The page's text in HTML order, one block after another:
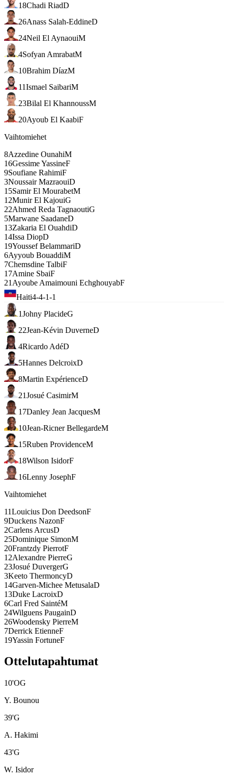
18Chadi RiadD
26Anass Salah-EddineD
24Neil El AynaouiM
4Sofyan AmrabatM
10Brahim DíazM
11Ismael SaibariM
23Bilal El KhannoussM
20Ayoub El KaabiF
Vaihtomiehet
8Azzedine OunahiM
16Gessime YassineF
9Soufiane RahimiF
3Noussair MazraouiD
15Samir El MourabetM
12Munir El KajouiG
22Ahmed Reda TagnaoutiG
5Marwane SaadaneD
13Zakaria El OuahdiD
14Issa DiopD
19Youssef BelammariD
6Ayyoub BouaddiM
7Chemsdine TalbiF
17Amine SbaiF
21 Ayoube Amaimouni EchghouyabF
Haiti4-4-1-1
1Johny PlacideG
22Jean-Kévin DuverneD
4Ricardo AdéD
5Hannes DelcroixD
8Martin ExpérienceD
21Josué CasimirM
17Danley Jean JacquesM
10Jean-Ricner BellegardeM
15Ruben ProvidenceM
18Wilson IsidorF
16Lenny JosephF
Vaihtomiehet
11Louicius Don DeedsonF
9Duckens NazonF
2Carlens ArcusD
25Dominique SimonM
20Frantzdy PierrotF
12Alexandre PierreG
23Josué DuvergerG
3Keeto ThermoncyD
14Garven-Michee MetusalaD
13Duke LacroixD
6Carl Fred SaintéM
24Wilguens PaugainD
26Woodensky PierreM
7Derrick EtienneF
19Yassin FortuneF
Ottelutapahtumat
10'OG
Y. Bounou
39'G
A. Hakimi
43'G
W. Isidor